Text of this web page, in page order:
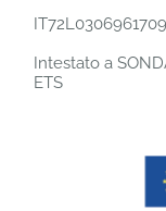
Intestato a
ETS